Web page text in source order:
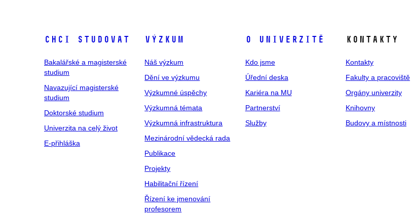
Chci studovat
Bakalářské a magisterské
studium
Navazující magisterské
studium
Doktorské studium
Univerzita na celý život
E-přihláška
Výzkum
Náš výzkum
Dění ve výzkumu
Výzkumné úspěchy
Výzkumná témata
Výzkumná infrastruktura
Mezinárodní vědecká rada
Publikace
Projekty
Habilitační řízení
Řízení ke jmenování
profesorem
O univerzitě
Kdo jsme
Úřední deska
Kariéra na MU
Partnerství
Služby
Kontakty
Kontakty
Fakulty a pracoviště
Orgány univerzity
Knihovny
Budovy a místnosti